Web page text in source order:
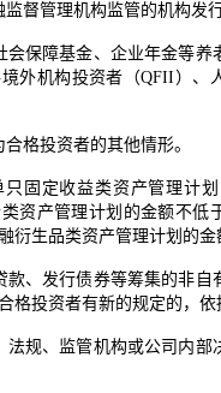
监督管理机构监管的机构发
会保障基金、企业年金等
外机构投资者（QFII）、
合格投资者的其他情形。
固定收益类资产管理计
资产管理计划的金额不低
衍生品类资产管理计划的金
款、发行债券等筹集的非自
格投资者有新的规定的，依
法规、监管机构或公司内部